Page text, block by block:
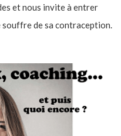
et nous invite à entrer
souffre de sa contraception.